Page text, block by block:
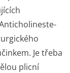
Je třeba
plicní